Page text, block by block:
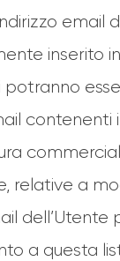
email
inserito
contenenti
relative a
a questa